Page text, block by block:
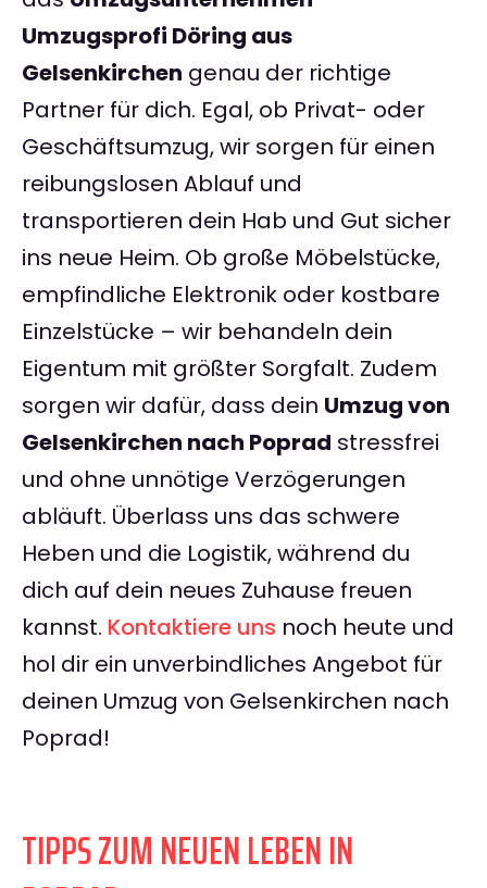
Umzugsprofi Döring aus
Gelsenkirchen genau der richtige
Partner für dich. Egal, ob Privat- oder
Geschäftsumzug, wir sorgen für einen
reibungslosen Ablauf und
transportieren dein Hab und Gut sicher
ins neue Heim. Ob große Möbelstücke,
empfindliche Elektronik oder kostbare
Einzelstücke – wir behandeln dein
Eigentum mit größter Sorgfalt. Zudem
sorgen wir dafür, dass dein Umzug von
Gelsenkirchen nach Poprad stressfrei
und ohne unnötige Verzögerungen
abläuft. Überlass uns das schwere
Heben und die Logistik, während du
dich auf dein neues Zuhause freuen
kannst. Kontaktiere uns noch heute und
hol dir ein unverbindliches Angebot für
deinen Umzug von Gelsenkirchen nach
Poprad!
TIPPS ZUM NEUEN LEBEN IN